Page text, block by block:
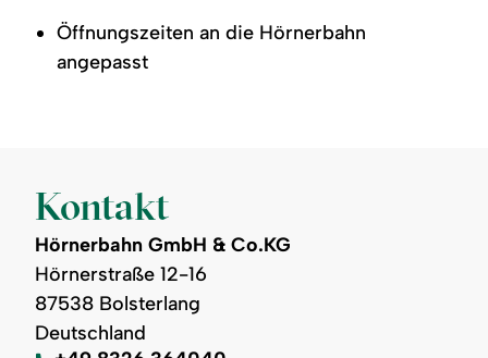
Öffnungszeiten an die Hörnerbahn
angepasst
Kontakt
Hörnerbahn GmbH & Co.KG
Hörnerstraße 12-16
87538 Bolsterlang
Deutschland